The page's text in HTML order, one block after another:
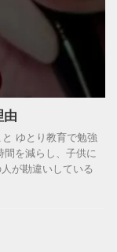
由
ゆとり教育で勉強
を減らし、子供に
が勘違いしている